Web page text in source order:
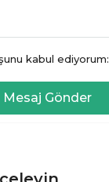
kabul ediyorum:
Mesaj Gönder